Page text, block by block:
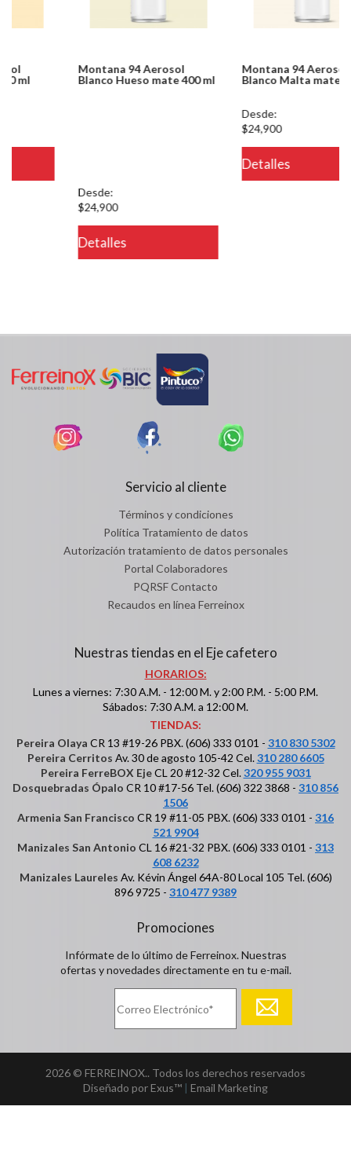
Montana 94 Aerosol
Blanco Hueso mate 400 ml
/PageGearCloud/www/html/es/dominios/ferreinox.pagegear.co/
Montana 94 Aerosol
Blanco Malta mate 400 ml
Servicio al cliente
Términos y condiciones
Política Tratamiento de datos
Autorización tratamiento de datos personales
Portal Colaboradores
PQRSF Contacto
Recaudos en línea Ferreinox
Nuestras tiendas en el Eje cafetero
HORARIOS:
Lunes a viernes: 7:30 A.M. - 12:00 M. y 2:00 P.M. - 5:00 P.M.
Sábados: 7:30 A.M. a 12:00 M.
TIENDAS:
Pereira Olaya CR 13 #19-26 PBX. (606) 333 0101 - 310 830 5302
Pereira Cerritos Av. 30 de agosto 105-42 Cel.310 280 6605
Pereira FerreBOX EjeCL 20 #12-32 Cel.320 955 9031
Dosquebradas Ópalo CR 10 #17-56 Tel. (606) 322 3868 - 310 856
1506
Armenia San Francisco CR 19 #11-05 PBX. (606) 333 0101 - 316
521 9904
Manizales San Antonio CL 16 #21-32 PBX. (606) 333 0101 - 313
608 6232
Manizales Laureles Av. Kévin Ángel 64A-80 Local 105 Tel. (606)
896 9725 - 310 477 9389
Promociones
Infórmate de lo último de Ferreinox. Nuestras
ofertas y novedades directamente en tu e-mail.
2026 © FERREINOX.. Todos los derechos reservados
Diseñado por Exus™ | Email Marketing